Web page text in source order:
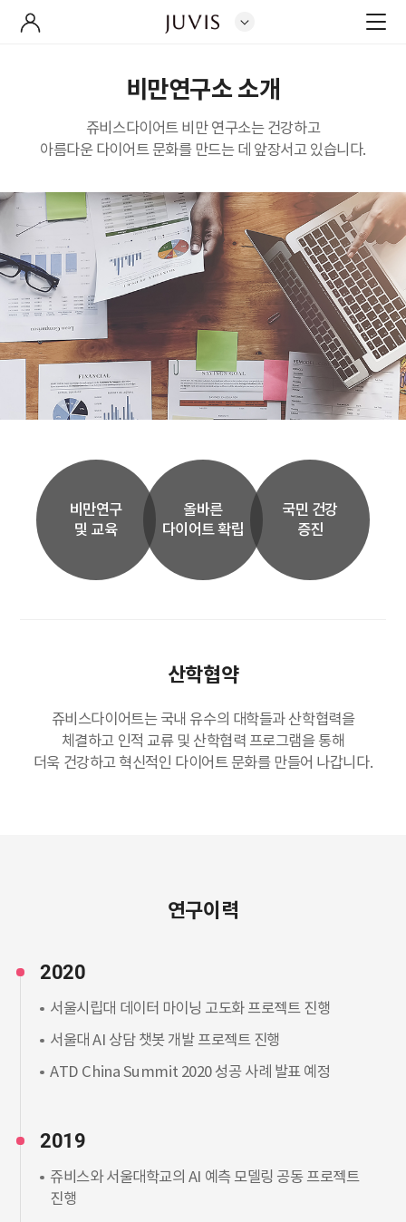
비만연구소 소개
쥬비스다이어트 비만 연구소는 건강하고
아름다운 다이어트 문화를 만드는 데 앞장서고 있습니다.
비만연구
및 교육
올바른
다이어트 확립
국민 건강
증진
산학협약
쥬비스다이어트는 국내 유수의 대학들과 산학협력을
체결하고 인적 교류 및 산학협력 프로그램을 통해
더욱 건강하고 혁신적인 다이어트 문화를 만들어 나갑니다.
연구이력
2020
서울시립대 데이터 마이닝 고도화 프로젝트 진행
서울대 AI 상담 챗봇 개발 프로젝트 진행
ATD China Summit 2020 성공 사례 발표 예정
2019
쥬비스와 서울대학교의 AI 예측 모델링 공동 프로젝트
진행